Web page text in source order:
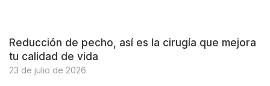
Reducción de pecho, así es la cirugía que mejora
tu calidad de vida
23 de julio de 2026